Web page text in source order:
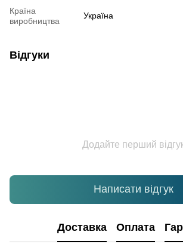
Країна
виробництва
Україна
Відгуки
Додайте перший
Написати відгук
Доставка Оплата